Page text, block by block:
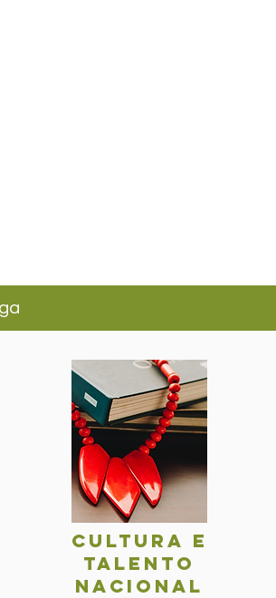
Cultura e
talentO
nacional